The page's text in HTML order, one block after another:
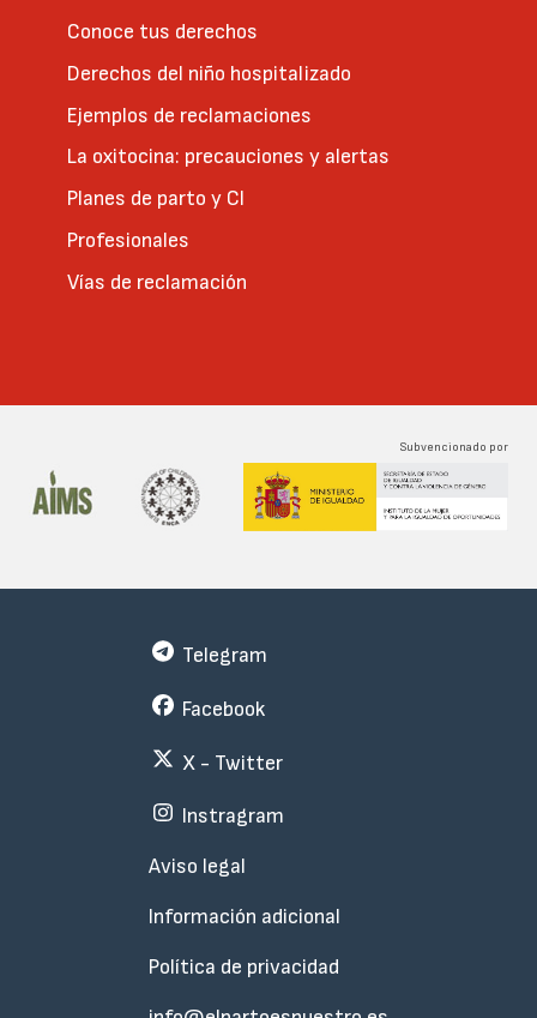
Conoce tus derechos
Derechos del niño hospitalizado
Ejemplos de reclamaciones
La oxitocina: precauciones y alertas
Planes de parto y CI
Profesionales
Vías de reclamación
Subvencionado por
Subfooter
Telegram
Facebook
X - Twitter
Instragram
Aviso legal
Información adicional
Política de privacidad